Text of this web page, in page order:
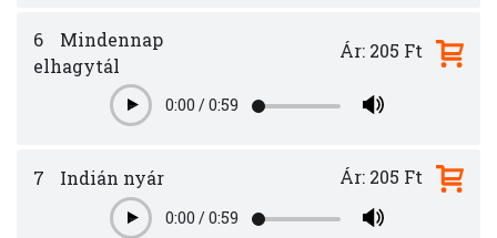
6
Mindennap
elhagytál
Play0:00 /0:59
Ár: 205 Ft
7 Indián nyár
Play0:00 /0:59
Ár: 205 Ft